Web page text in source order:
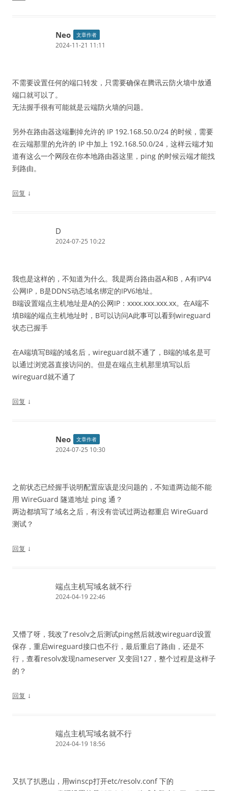
Neo 文章作者
2024-11-21 11:11
不需要设置任何的端口转发，只需要确保在腾讯云防火墙中放通
端口就可以了。
无法握手很有可能就是云端防火墙的问题。
另外在路由器这端删掉允许的 IP 192.168.50.0/24 的时候，需要
在云端那里的允许的 IP 中加上 192.168.50.0/24，这样云端才知
道有这么一个网段在你本地路由器这里，ping 的时候云端才能找
到路由。
回复 ↓
D
2024-07-25 10:22
我也是这样的，不知道为什么。我是两台路由器A和B，A有IPV4
公网IP，B是DDNS动态域名绑定的IPV6地址。
B端设置端点主机地址是A的公网IP：xxxx.xxx.xxx.xx。在A端不
填B端的端点主机地址时，B可以访问A此事可以看到wireguard
状态已握手
在A端填写B端的域名后，wireguard就不通了，B端的域名是可
以通过浏览器直接访问的。但是在端点主机那里填写以后
wireguard就不通了
回复 ↓
Neo 文章作者
2024-07-25 10:30
之前状态已经握手说明配置应该是没问题的，不知道两边能不能
用 WireGuard 隧道地址 ping 通？
两边都填写了域名之后，有没有尝试过两边都重启 WireGuard
测试？
回复 ↓
端点主机写域名就不行
2024-04-19 22:46
又懵了呀，我改了resolv之后测试ping然后就改wireguard设置
保存，重启wireguard接口也不行，最后重启了路由，还是不
行，查看resolv发现nameserver 又变回127，整个过程是这样子
的？
回复 ↓
端点主机写域名就不行
2024-04-19 18:56
又扒了扒恩山，用winscp打开etc/resolv.conf 下的